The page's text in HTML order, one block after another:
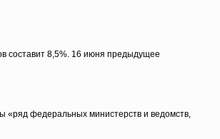
составит 8,5%. 16 июня предыдущее
«ряд федеральных министерств и ведомств,